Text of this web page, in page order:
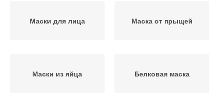
Маски для лица Маска от прыщей
Маски из яйца Белковая маска